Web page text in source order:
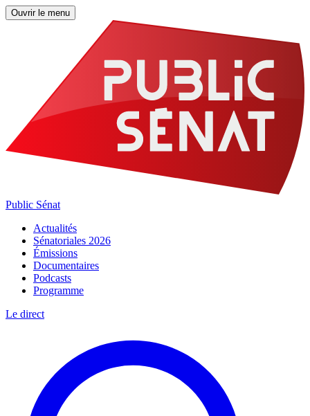
Ouvrir le menu
Public Sénat
Actualités
Sénatoriales 2026
Émissions
Documentaires
Podcasts
Programme
Le direct